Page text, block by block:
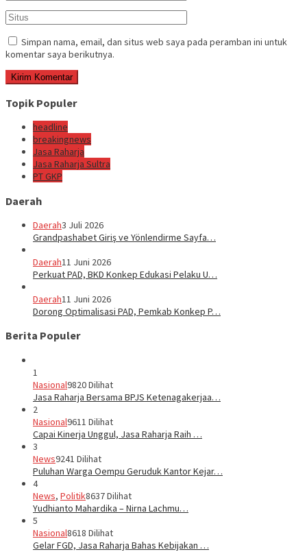
Simpan nama, email, dan situs web saya pada peramban ini untuk
komentar saya berikutnya.
Topik Populer
headline
breakingnews
Jasa Raharja
Jasa Raharja Sultra
PT GKP
Daerah
Daerah3 Juli 2026
Grandpashabet Giriş ve Yönlendirme Sayfa…
Daerah11 Juni 2026
Perkuat PAD, BKD Konkep Edukasi Pelaku U…
Daerah11 Juni 2026
Dorong Optimalisasi PAD, Pemkab Konkep P…
Berita Populer
1
Nasional9820 Dilihat
Jasa Raharja Bersama BPJS Ketenagakerjaa…
2
Nasional9611 Dilihat
Capai Kinerja Unggul, Jasa Raharja Raih …
3
News9241 Dilihat
Puluhan Warga Oempu Geruduk Kantor Kejar…
4
News, Politik8637 Dilihat
Yudhianto Mahardika – Nirna Lachmu…
5
Nasional8618 Dilihat
Gelar FGD, Jasa Raharja Bahas Kebijakan …